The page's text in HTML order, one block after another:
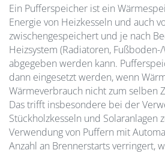
Ein Pufferspeicher ist ein
Energie von Heizkesseln und auch
zwischengespeichert und je nach
Heizsystem (Radiatoren,
abgegeben werden kann.
dann eingesetzt werden, wenn
Wärmeverbrauch nicht zum selben
Das trifft insbesondere bei der
Stückholzkesseln und Solaranlagen
Verwendung von Puffern mit
Anzahl an Brennerstarts verringert,